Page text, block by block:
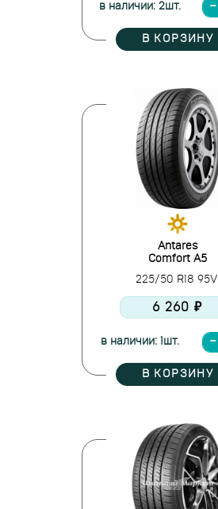
в наличии: 2шт.
В КОРЗИНУ
Antares
Comfort A5
225/50 R18 95V
6 260 ₽
в наличии: 1шт.
В КОРЗИНУ